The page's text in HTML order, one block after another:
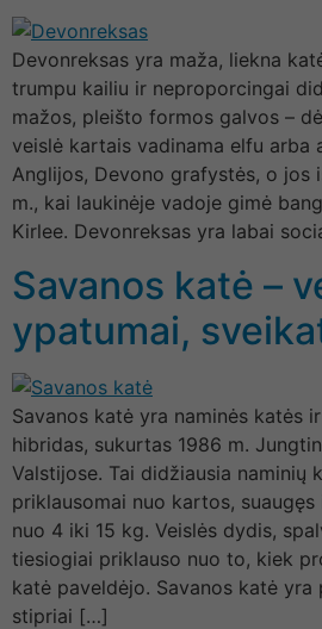
Devonreksas yra maža, liekna
trumpu kailiu ir neproporcingai
mažos, pleišto formos galvos –
veislė kartais vadinama elfu arba
Anglijos, Devono grafystės, o jos
m., kai laukinėje vadoje gimė
Kirlee. Devonreksas yra labai
Savanos katė –
ypatumai,
Savanos katė yra naminės katės
hibridas, sukurtas 1986 m.
Valstijose. Tai didžiausia naminių
priklausomai nuo kartos,
nuo 4 iki 15 kg. Veislės dydis,
tiesiogiai priklauso nuo to, kiek
katė paveldėjo. Savanos katė
stipriai […]